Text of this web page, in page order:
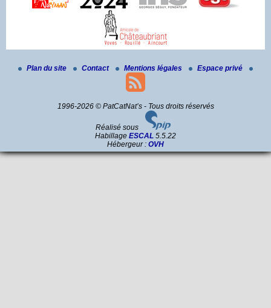
Plan du site Contact Mentions légales Espace privé
1996-2026 © PatCatNat’s - Tous droits réservés
Réalisé sous
Habillage ESCAL 5.5.22
Hébergeur : OVH